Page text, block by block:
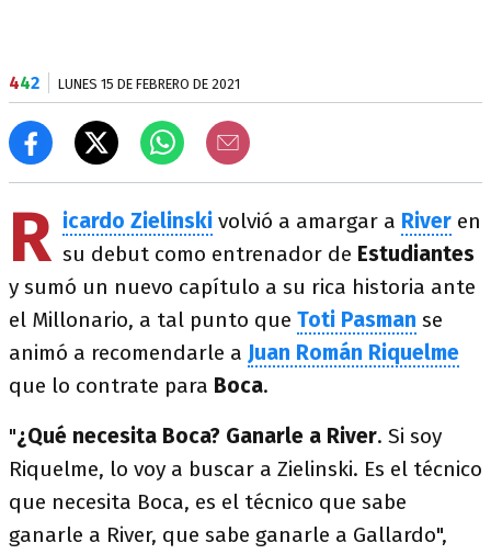
442 LUNES 15 DE FEBRERO DE 2021
R icardo Zielinski volvió a amargar a River en
su debut como entrenador de Estudiantes
y sumó un nuevo capítulo a su rica historia ante
el Millonario, a tal punto que Toti Pasman se
animó a recomendarle a Juan Román Riquelme
que lo contrate para Boca.
"¿Qué necesita Boca? Ganarle a River. Si soy
Riquelme, lo voy a buscar a Zielinski. Es el técnico
que necesita Boca, es el técnico que sabe
ganarle a River, que sabe ganarle a Gallardo",